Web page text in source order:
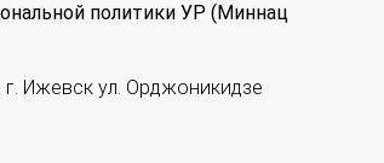
политики УР (Миннац
г. Ижевск ул. Орджоникидзе